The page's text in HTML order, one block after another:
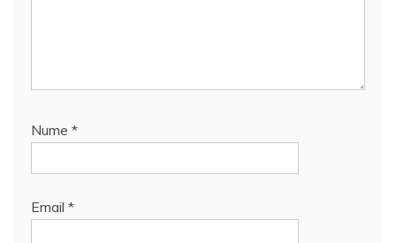
Nume *
Email *